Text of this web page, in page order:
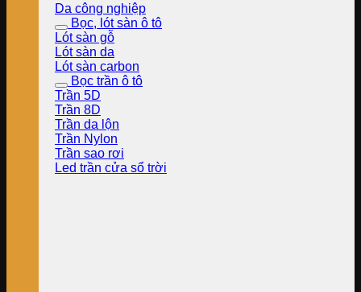
Da công nghiệp
Bọc, lót sàn ô tô
Lót sàn gỗ
Lót sàn da
Lót sàn carbon
Bọc trần ô tô
Trần 5D
Trần 8D
Trần da lộn
Trần Nylon
Trần sao rơi
Led trần cửa sổ trời